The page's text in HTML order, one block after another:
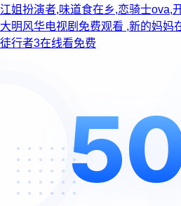
江姐扮演者,味道食在乡,恋骑士ova,
大明风华电视剧免费观看 ,新的妈妈
徒行者3在线看免费